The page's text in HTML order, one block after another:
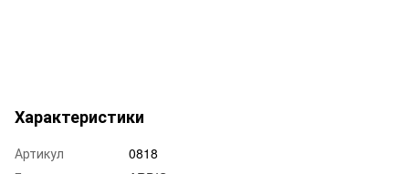
Характеристики
Артикул
0818